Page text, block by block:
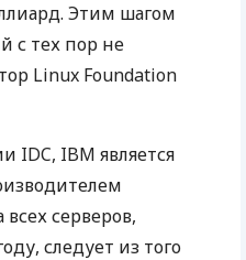
Этим шагом
с тех пор не
Linux Foundation
IDC, IBM является
серверов,
следует из того